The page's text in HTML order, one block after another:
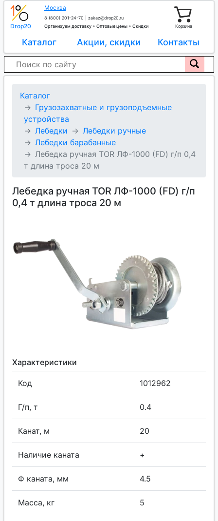
Drop20
Москва
8 (800) 201-24-70
zakaz@drop20.ru
Организуем доставку + Оптовые цены + Скидки
Корзина
Каталог Акции, скидки Контакты
Каталог
Грузозахватные и грузоподъемные
устройства
Лебедки
Лебедки ручные
Лебедки барабанные
Лебедка ручная TOR ЛФ-1000 (FD) г/п 0,4
т длина троса 20 м
Лебедка ручная TOR ЛФ-1000 (FD) г/п
0,4 т длина троса 20 м
Характеристики
Код 1012962
Г/п, т 0.4
Канат, м 20
Наличие каната +
Ф каната, мм 4.5
Масса, кг 5